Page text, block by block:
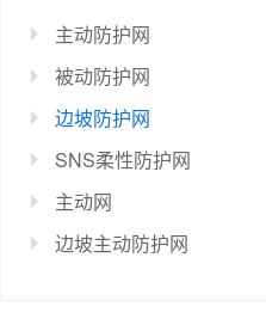
主动防护网
被动防护网
边坡防护网
SNS柔性防护网
主动网
边坡主动防护网